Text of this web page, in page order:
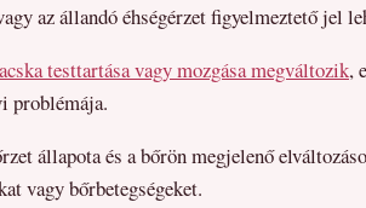
az állandó éhségérzet figyelmeztető jel
testtartása vagy mozgása megváltozik,
problémája.
állapota és a bőrön megjelenő
vagy bőrbetegségeket.